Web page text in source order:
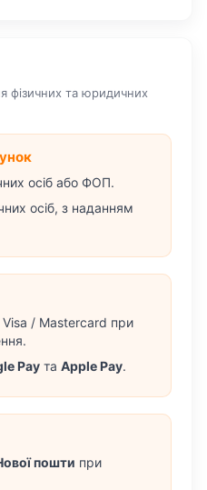
фізичних та юридичних
осіб або ФОП.
осіб, з наданням
/ Mastercard при
Pay та Apple Pay.
пошти при